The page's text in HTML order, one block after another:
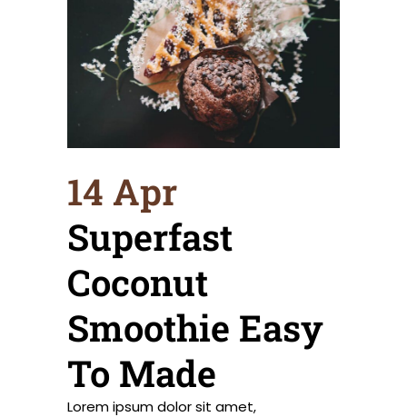
14 Apr
Superfast
Coconut
Smoothie Easy
To Made
Lorem ipsum dolor sit amet,